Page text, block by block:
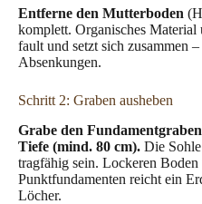
Entferne den Mutterboden
komplett. Organisches Material
fault und setzt sich zusammen
Absenkungen.
Schritt 2: Graben ausheben
Grabe den
Tiefe (mind. 80 cm). Die
tragfähig sein. Lockeren
Punktfundamenten reicht ein
Löcher.